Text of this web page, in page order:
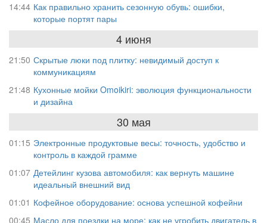
14:44 Как правильно хранить сезонную обувь: ошибки,
которые портят пары
4 июня
21:50 Скрытые люки под плитку: невидимый доступ к
коммуникациям
21:48 Кухонные мойки Omoikiri: эволюция функциональности
и дизайна
30 мая
01:15 Электронные продуктовые весы: точность, удобство и
контроль в каждой грамме
01:07 Детейлинг кузова автомобиля: как вернуть машине
идеальный внешний вид
01:01 Кофейное оборудование: основа успешной кофейни
00:45 Масло для поездки на море: как не угробить двигатель в